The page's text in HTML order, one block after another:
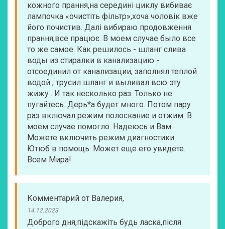
кожного прання,на середині циклу вибиває
лампочка «очистіть фільтр»,хоча чоловік вже
його почистив. Далі вибираю продовження
прання,все працює. В моем случае было все
то же самое. Как решилось - шланг слива
воды из стиралки в канализацию -
отсоединил от канализации, заполнял теплой
водой , трусил шланг и выливал всю эту
жижу . И так несколько раз. Только не
пугайтесь. Дерь*а будет много. Потом пару
раз включал режим полоскание и отжим. В
моем случае помогло. Надеюсь и Вам.
Можете включить режим диагностики.
Ютюб в помощь. Может еще его увидете.
Всем Мира!
Комментарий от Валерия,
14.12.2023
Доброго дня,підскажіть будь ласка,після